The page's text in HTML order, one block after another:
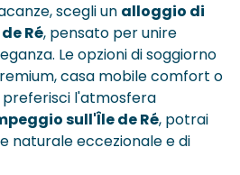
scegli un alloggio di
Ré, pensato per unire
Le opzioni di soggiorno
casa mobile comfort o
preferisci l'atmosfera
sull'Île de Ré, potrai
naturale eccezionale e di